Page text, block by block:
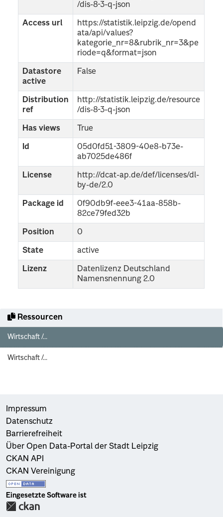
Ressourcen
Wirtschaft /...
Wirtschaft /...
/dis-8-3-q-json
Access url
https://statistik.leipzig.de/opend
ata/api/values?
kategorie_nr=8&rubrik_nr=3&pe
riode=q&format=json
Datastore
active
False
Distribution
ref
http://statistik.leipzig.de/resource
/dis-8-3-q-json
Has views True
Id
05d0fd51-3809-40e8-b73e-
ab7025de486f
License
http://dcat-ap.de/def/licenses/dl-
by-de/2.0
Package id
0f90db9f-eee3-41aa-858b-
82ce79fed32b
Position 0
State active
Lizenz
Datenlizenz Deutschland
Namensnennung 2.0
Impressum
Datenschutz
Barrierefreiheit
Über Open Data-Portal der Stadt Leipzig
CKAN API
CKAN Vereinigung
Eingesetzte Software ist